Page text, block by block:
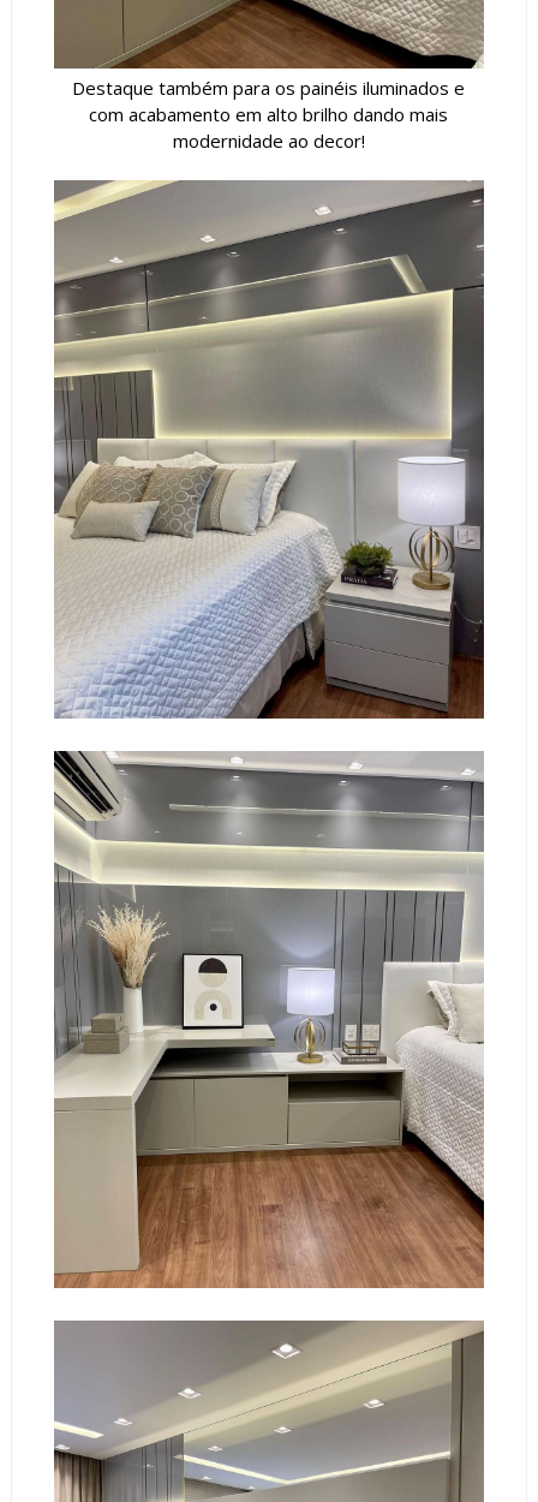
Destaque também para os painéis iluminados e
com acabamento em alto brilho dando mais
modernidade ao decor!